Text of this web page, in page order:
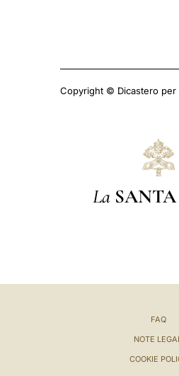
Copyright © Dicastero per
La SANTA
FAQ
NOTE
COOKIE